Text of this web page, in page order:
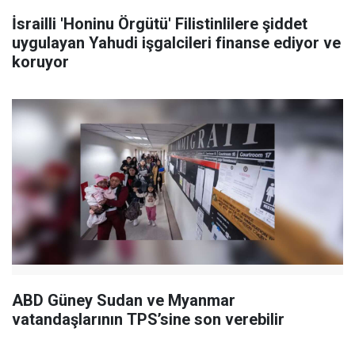
İsrailli 'Honinu Örgütü' Filistinlilere şiddet
uygulayan Yahudi işgalcileri finanse ediyor ve
koruyor
ABD Güney Sudan ve Myanmar
vatandaşlarının TPS’sine son verebilir